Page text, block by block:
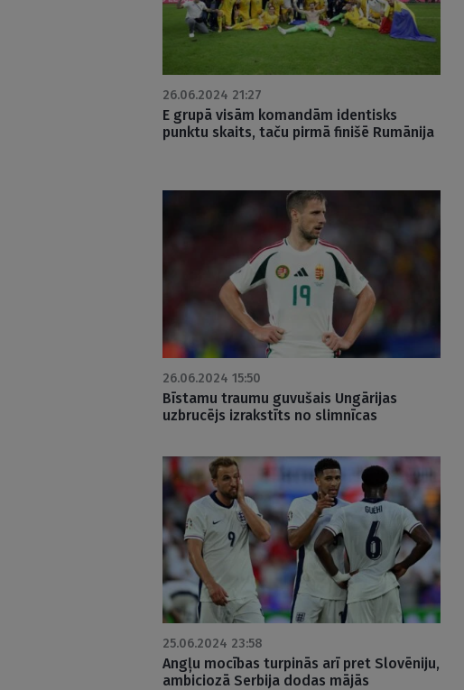
26.06.2024 21:27
E grupā visām komandām identisks
punktu skaits, taču pirmā finišē Rumānija
26.06.2024 15:50
Bīstamu traumu guvušais Ungārijas
uzbrucējs izrakstīts no slimnīcas
25.06.2024 23:58
Angļu mocības turpinās arī pret Slovēniju,
ambiciozā Serbija dodas mājās